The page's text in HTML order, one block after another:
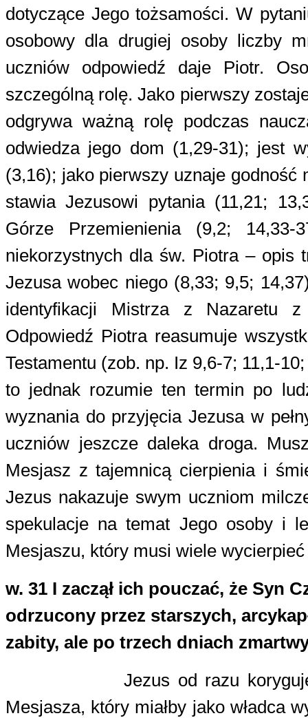
dotyczące Jego tożsamości. W
osobowy dla drugiej osoby liczby
uczniów odpowiedź daje Piotr.
szczególną rolę. Jako pierwszy
odgrywa ważną rolę podczas
odwiedza jego dom (1,29-31); jest
(3,16); jako pierwszy uznaje godność
stawia Jezusowi pytania (11,21;
Górze Przemienienia (9,2;
niekorzystnych dla św. Piotra – opis
Jezusa wobec niego (8,33; 9,5;
identyfikacji Mistrza z Nazaretu
Odpowiedź Piotra reasumuje
Testamentu (zob. np. Iz 9,6-7; 11,1-
to jednak rozumie ten termin po
wyznania do przyjęcia Jezusa w
uczniów jeszcze daleka droga.
Mesjasz z tajemnicą cierpienia i
Jezus nakazuje swym uczniom
spekulacje na temat Jego osoby i
Mesjaszu, który musi wiele
w. 31 I zaczął ich pouczać, że Syn
odrzucony przez starszych,
zabity, ale po trzech dniach
Jezus od razu
Mesjasza, który miałby jako władca